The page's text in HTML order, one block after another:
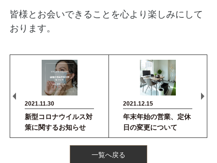
皆様とお会いできることを心より楽しみにして
おります。
2021.11.30
新型コロナウイルス対
策に関するお知らせ
2021.12.15
年末年始の営業、定休
日の変更について
一覧へ戻る